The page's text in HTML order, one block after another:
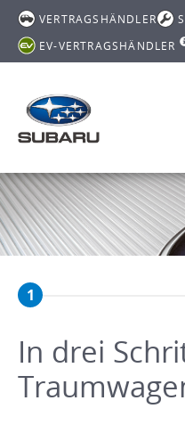
VERTRAGSHÄNDLER
EV-VERTRAGSHÄNDLER
1
In drei